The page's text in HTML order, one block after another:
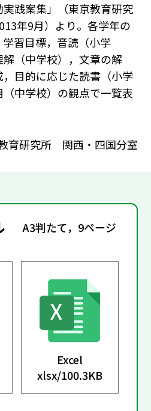
実践案集」（東京教育研究
年9月）より。各学年の
習目標，音読（小学
（中学校），文章の解
目的に応じた読書（小学
中学校）の観点で一覧表
育研究所 関西・四国分室
A3判たて，9ページ
Excel
xlsx/100.3KB